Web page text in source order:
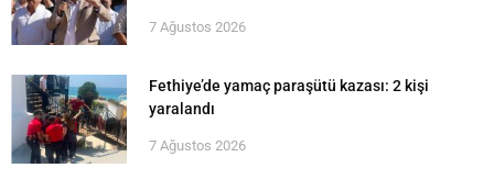
7 Ağustos 2026
Fethiye’de yamaç paraşütü kazası: 2 kişi
yaralandı
7 Ağustos 2026